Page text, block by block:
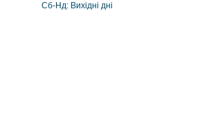
Сб-Нд: Вихідні дні